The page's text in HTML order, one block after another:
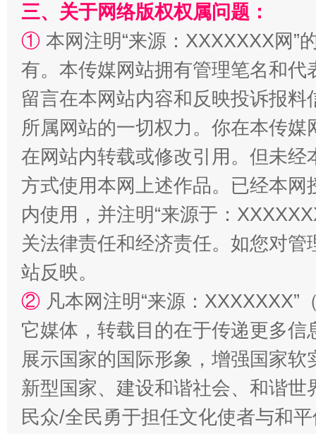
镜头丨大暑三秋近 山西：
如何以同查同治破解风腐交织难题
三、关于网络版权权属问题：
① 本网注明“来源：XXXXXXX网”
有。本传媒网站拥有管理笔名和
留言在本网站内容和反映投诉报
所属网站的一切权力。你在本传
在网站内转载或修改引用。但未
方式使用本网上述作品。已经本
内使用，并注明“来源于：
关法律责任和经济责任。如您对
站反映。
② 凡本网注明“来源：
它媒体，转载目的在于传递更多
展示国家的国际形象，增强国家
新型国家、建设和谐社会、和谐
民众/全民勇于担任文化使者与和